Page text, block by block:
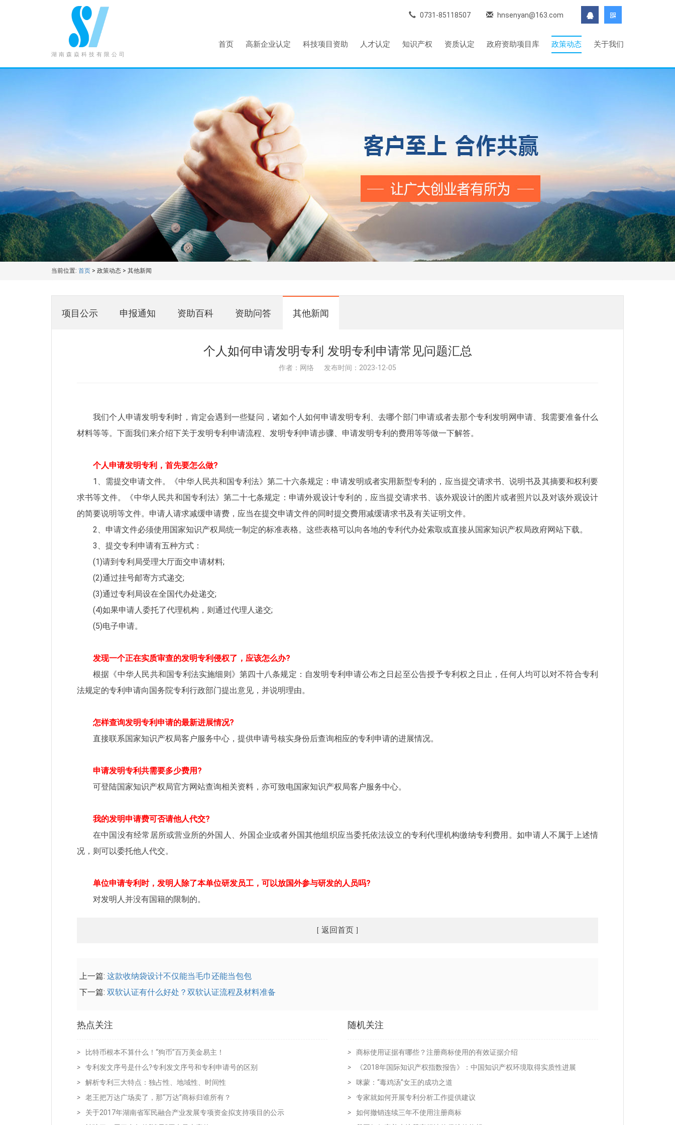
湖南森焱科技有限公司
0731-85118507 hnsenyan@163.com
首页 高新企业认定 科技项目资助 人才认定 知识产权 资质认定 政府资助项目库 政策动态 关于我们
当前位置: 首页 > 政策动态 > 其他新闻
项目公示 申报通知 资助百科 资助问答 其他新闻
个人如何申请发明专利 发明专利申请常见问题汇总
作者：网络 发布时间：2023-12-05
我们个人申请发明专利时，肯定会遇到一些疑问，诸如个人如何申请发明专利、去哪个部门申请或者去那个专利发明网申请、我需要准备什么
材料等等。下面我们来介绍下关于发明专利申请流程、发明专利申请步骤、申请发明专利的费用等等做一下解答。
个人申请发明专利，首先要怎么做?
1、需提交申请文件。《中华人民共和国专利法》第二十六条规定：申请发明或者实用新型专利的，应当提交请求书、说明书及其摘要和权利要
求书等文件。《中华人民共和国专利法》第二十七条规定：申请外观设计专利的，应当提交请求书、该外观设计的图片或者照片以及对该外观设计
的简要说明等文件。申请人请求减缓申请费，应当在提交申请文件的同时提交费用减缓请求书及有关证明文件。
2、申请文件必须使用国家知识产权局统一制定的标准表格。这些表格可以向各地的专利代办处索取或直接从国家知识产权局政府网站下载。
3、提交专利申请有五种方式：
(1)请到专利局受理大厅面交申请材料;
(2)通过挂号邮寄方式递交;
(3)通过专利局设在全国代办处递交;
(4)如果申请人委托了代理机构，则通过代理人递交;
(5)电子申请。
发现一个正在实质审查的发明专利侵权了，应该怎么办?
根据《中华人民共和国专利法实施细则》第四十八条规定：自发明专利申请公布之日起至公告授予专利权之日止，任何人均可以对不符合专利
法规定的专利申请向国务院专利行政部门提出意见，并说明理由。
怎样查询发明专利申请的最新进展情况?
直接联系国家知识产权局客户服务中心，提供申请号核实身份后查询相应的专利申请的进展情况。
申请发明专利共需要多少费用?
可登陆国家知识产权局官方网站查询相关资料，亦可致电国家知识产权局客户服务中心。
我的发明申请费可否请他人代交?
在中国没有经常居所或营业所的外国人、外国企业或者外国其他组织应当委托依法设立的专利代理机构缴纳专利费用。如申请人不属于上述情
况，则可以委托他人代交。
单位申请专利时，发明人除了本单位研发员工，可以放国外参与研发的人员吗?
对发明人并没有国籍的限制的。
返回首页
上一篇: 这款收纳袋设计不仅能当毛巾还能当包包
下一篇: 双软认证有什么好处？双软认证流程及材料准备
热点关注
>
比特币根本不算什么！“狗币”百万美金易主！
>
专利发文序号是什么?专利发文序号和专利申请号的区别
>
解析专利三大特点：独占性、地域性、时间性
>
老王把万达广场卖了，那“万达”商标归谁所有？
>
关于2017年湖南省军民融合产业发展专项资金拟支持项目的公示
随机关注
>
商标使用证据有哪些？注册商标使用的有效证据介绍
>
《2018年国际知识产权指数报告》：中国知识产权环境取得实质性进展
>
咪蒙：“毒鸡汤”女王的成功之道
>
专家就如何开展专利分析工作提供建议
>
如何撤销连续三年不使用注册商标